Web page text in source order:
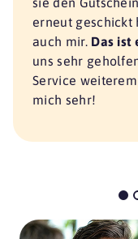
erneut geschickt
auch mir. Das ist
uns sehr
Service
mich sehr!